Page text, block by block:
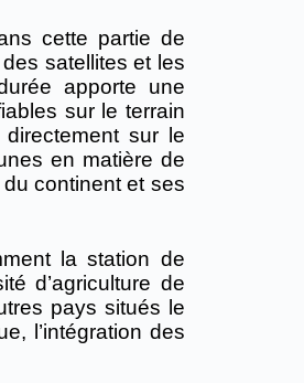
cette partie de
satellites et les
apporte une
sur le terrain
sur le
en matière de
continent et ses
la station de
d’agriculture de
pays situés le
l’intégration des